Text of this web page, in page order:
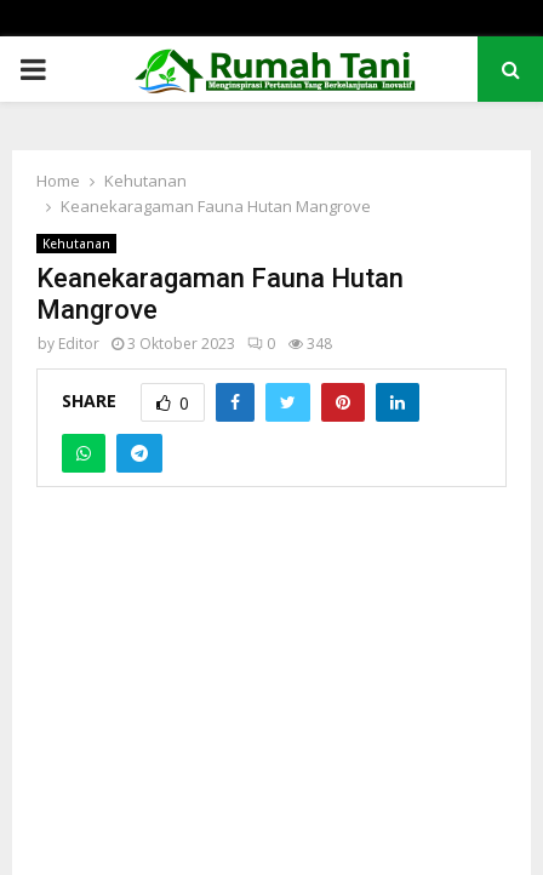
PRIMARY
Home
Kehutanan
Keanekaragaman Fauna Hutan Mangrove
Kehutanan
Keanekaragaman Fauna Hutan
Mangrove
by Editor 3 Oktober 2023 0 348
SHARE 0